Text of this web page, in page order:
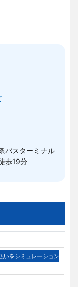
スターミナル
歩19分
いをシミュレーション